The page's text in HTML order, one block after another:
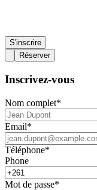
S'inscrire
Réserver
Inscrivez-vous
Nom complet*
Email*
Téléphone*
Phone
Mot de passe*